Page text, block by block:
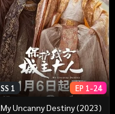
SS 1 EP 1-24
My Uncanny Destiny (2023)